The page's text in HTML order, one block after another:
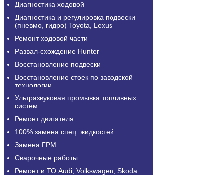
Диагностика ходовой
Диагностика и регулировка подвески
(пневмо, гидро) Toyota, Lexus
Ремонт ходовой части
Развал-схождение Hunter
Восстановление подвески
Восстановление стоек по заводской
технологии
Ультразвуковая промывка топливных
систем
Ремонт двигателя
100% замена спец. жидкостей
Замена ГРМ
Сварочные работы
Ремонт и ТО Audi, Volkswagen, Skoda